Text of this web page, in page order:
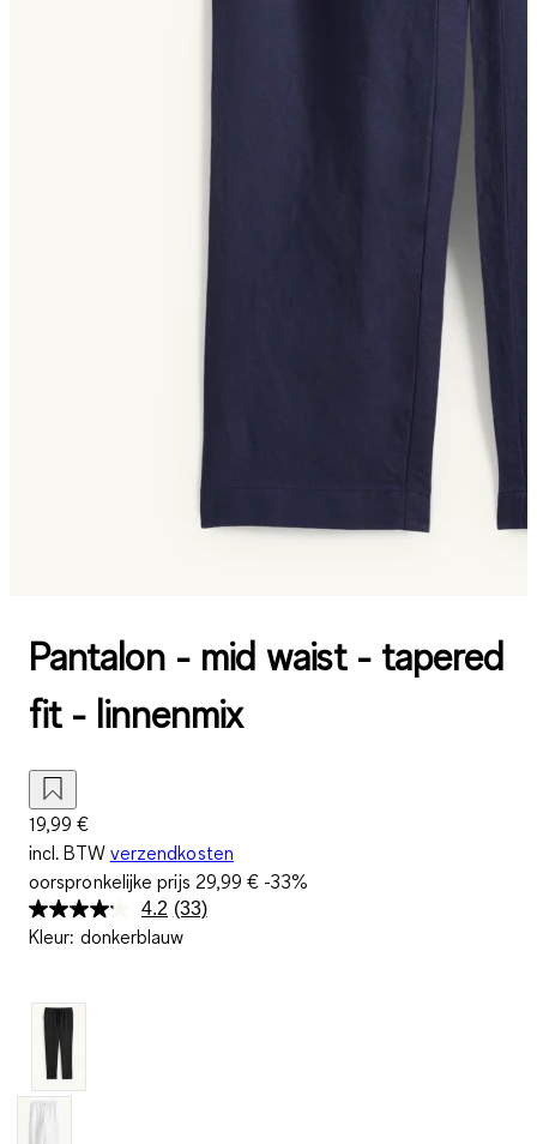
Pantalon - mid waist - tapered
fit - linnenmix
19,99 €
incl. BTW verzendkosten
oorspronkelijke prijs 29,99 € -33%
4.2 Lees
33
(33)
Kleur: donkerblauw